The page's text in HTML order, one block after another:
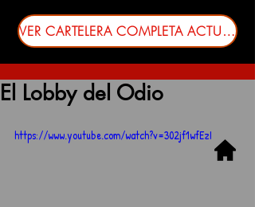
VER CARTELERA COMPLETA ACTUALIZADA
El Lobby del Odio
https://www.youtube.com/watch?v=302jf1wfEzI